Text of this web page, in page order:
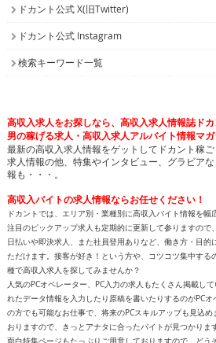
検索キーワード一覧
男の稼げる求人・高収入求人アルバイト情報マガ
最新の高収入求人情報をゲットしてドカント稼
求人情報の他、特集やインタビュー、グラビアな
報も・・・。
高収入バイトの求人情報ならお任せください！
ドカントでは、エリア別・業種別に高収入バイト情報を幅
注目のピックアップ求人も定期的に更新して参りますので
日払いや即決求人、また社員登用ありなど、働き方・目的
ただけます。接客が好き！という方や、コツコツ集中する
種で高収入求人を探してみませんか？
人気のPCオペレーター、PC入力の求人もたくさん掲載して
れたデータ情報を入力したり原稿を書いたりするのがPC
の方でも可能なお仕事で、将来のPCスキルアップも見込
おりますので、きっとアナタに合ったバイトが見つかりま
面白特集ページもたっぷりご用意しておりますので、どう
い！